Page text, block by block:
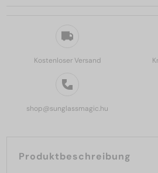
Kostenloser Versand
shop@sunglassmagic.hu
Produktbeschreibung